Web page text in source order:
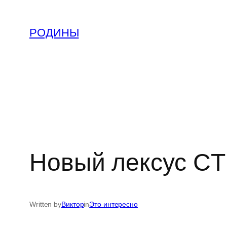
content
РОДИНЫ
Новый лексус
Written byВикторinЭто интересно